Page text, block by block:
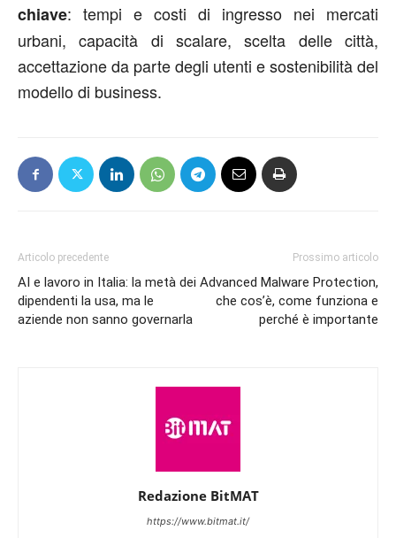
chiave: tempi e costi di ingresso nei mercati
urbani, capacità di scalare, scelta delle città,
accettazione da parte degli utenti e sostenibilità del
modello di business.
Articolo precedente
AI e lavoro in Italia: la metà dei
dipendenti la usa, ma le
aziende non sanno governarla
Prossimo articolo
Advanced Malware Protection,
che cos’è, come funziona e
perché è importante
Redazione BitMAT
https://www.bitmat.it/